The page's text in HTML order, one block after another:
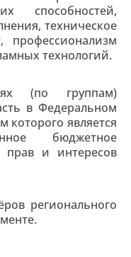
способностей,
техническое
профессионализм
технологий.
(по группам)
в Федеральном
которого является
бюджетное
и интересов
регионального